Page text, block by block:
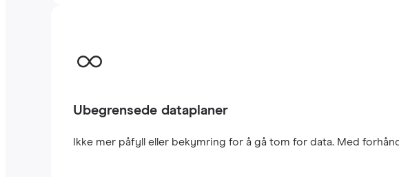
Ubegrensede dataplaner
Ikke mer påfyll eller bekymring for å gå tom for data. Med